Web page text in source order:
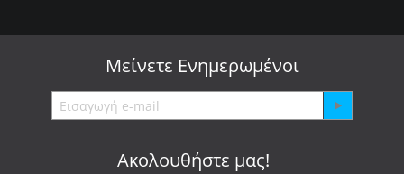
Μείνετε Ενημερωμένοι
Ακολουθήστε μας!